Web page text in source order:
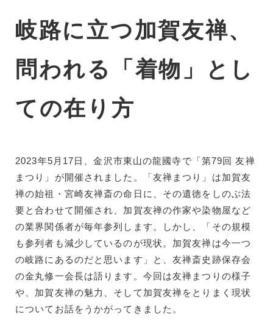
岐路に立つ加賀友禅、
問われる「着物」とし
ての在り方
2023年5月17日、金沢市東山の龍國寺で「第79回 友禅
まつり」が開催されました。「友禅まつり」は加賀友
禅の始祖・宮崎友禅斎の命日に、その遺徳をしのぶ法
要と合わせて開催され、加賀友禅の作家や染物屋など
の業界関係者が毎年参列します。しかし、「その規模
も参列者も減少しているのが現状。加賀友禅は今一つ
の岐路にあるのだと思います」と、友禅斎史跡保存会
の金丸修一会長は語ります。今回は友禅まつりの様子
や、加賀友禅の魅力、そして加賀友禅をとりまく現状
についてお話をうかがってきました。